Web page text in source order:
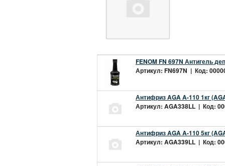
FENOM FN 697N Антигель
Артикул: FN697N | Код:
Антифриз AGA A-110 1кг
Артикул: AGA338LL | Код:
Антифриз AGA A-110 5кг
Артикул: AGA339LL | Код: